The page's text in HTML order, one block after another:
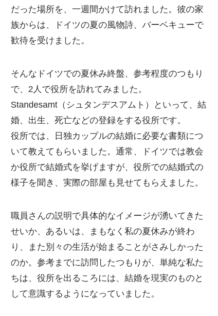
だった場所を、一週間かけて訪れました。彼の家
族からは、ドイツの夏の風物詩、バーベキューで
歓待を受けました。
そんなドイツでの夏休み終盤、参考程度のつもり
で、2人で役所を訪れてみました。
Standesamt（シュタンデスアムト）といって、結
婚、出生、死亡などの登録をする役所です。
役所では、日独カップルの結婚に必要な書類につ
いて教えてもらいました。通常、ドイツでは教会
か役所で結婚式を挙げますが、役所での結婚式の
様子を聞き、実際の部屋も見せてもらえました。
職員さんの説明で具体的なイメージが湧いてきた
せいか、あるいは、まもなく私の夏休みが終わ
り、また別々の生活が始まることがさみしかった
のか。参考までに訪問したつもりが、単純な私た
ちは、役所を出るころには、結婚を現実のものと
して意識するようになっていました。